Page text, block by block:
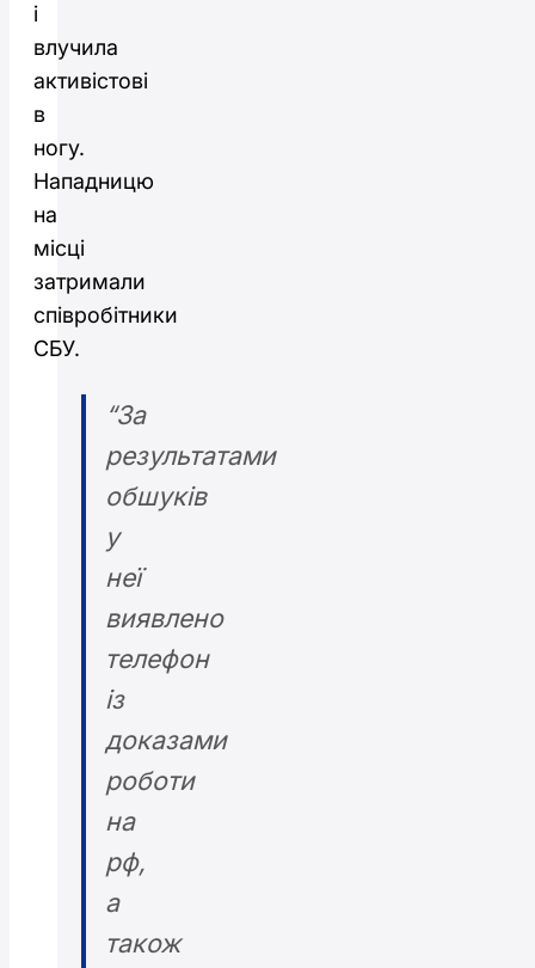
і
влучила
активістові
в
ногу.
Нападницю
на
місці
затримали
співробітники
СБУ.
“За
результатами
обшуків
у
неї
виявлено
телефон
із
доказами
роботи
на
рф,
а
також